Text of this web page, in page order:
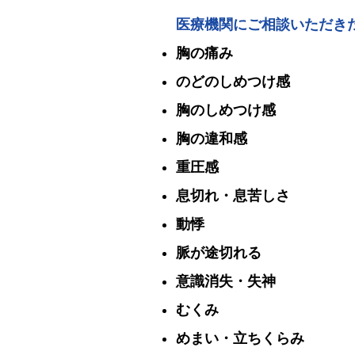
医療機関にご相談いただき
胸の痛み
のどのしめつけ感
胸のしめつけ感
胸の違和感
重圧感
息切れ・息苦しさ
動悸
脈が途切れる
意識消失・失神
むくみ
めまい・立ちくらみ